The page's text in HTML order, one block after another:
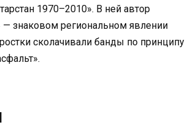
1970–2010». В ней автор
знаковом региональном явлении
сколачивали банды по принципу